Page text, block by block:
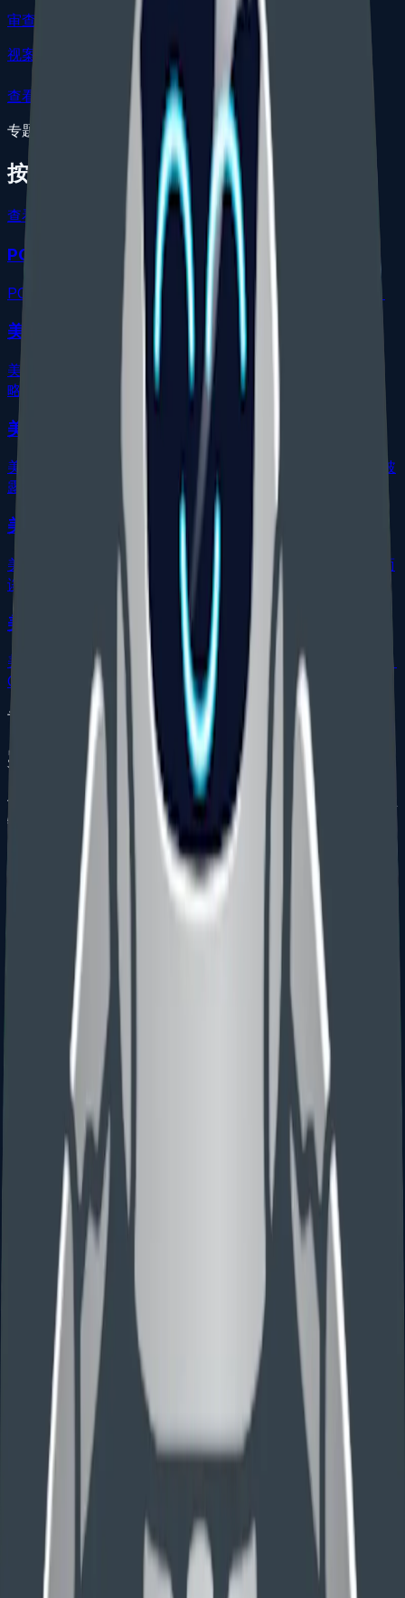
审查周期
视案件而定
查看服务路径
专题指南
按问题选择下一步
查看相关费用
PCT 美国国家阶段进入
PCT 进入美国的期限、翻译、IDS、权利要求和费用策略。
美国外观设计专利申请
美国外观设计专利图纸、虚线/实线、优先权和保护范围策
略。
美国临时专利申请策略
美国 provisional application 的 12 个月期限、公开风险、披
露质量和转正式申请策略。
美国专利 OA 答复策略
美国专利 101、102、103、112 驳回的答复、修改、RCE、面
谈和上诉策略。
美国专利费用说明
美国专利代理服务费、USPTO 官费、实体资格、超项费用、
OA、RCE、授权和年费。
专利服务路径
实用专利
保护发明如何工作、使用或制造，覆盖软件、机械、电学、生
物技术和化学等领域。
适用于已有技术交底、原型、图纸、实验数据或技术说明，但
尚无完整专利申请文件的情况。
查看分步骤费用
基于优先权
也可基于外国优先权、PCT 美国国家阶段、继续申请或巴黎
公约路径进入美国。
查看优先权进入费用
打包价或分步骤
普通 PCT / 巴黎公约进入美国案件可使用打包价；复杂案件
或希望逐阶段控制预算时，可查看分步骤报价。
分步骤费用
专利服务路径
外观设计专利
保护产品装饰性外观、视觉特征、界面形状、包装或图标等设
计成果。
从零撰写
适用于从产品照片、CAD 图、渲染图、线稿或界面截图整理
美国外观设计申请。
查看分步骤费用
基于优先权
可以作为美国首次外观设计申请，也可以基于外国外观设计申